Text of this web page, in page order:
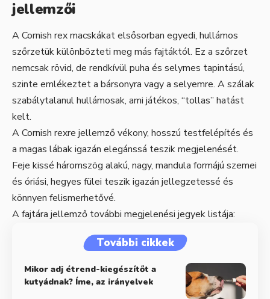
jellemzői
A Cornish rex macskákat elsősorban egyedi, hullámos
szőrzetük különbözteti meg más fajtáktól. Ez a szőrzet
nemcsak rövid, de rendkívül puha és selymes tapintású,
szinte emlékeztet a bársonyra vagy a selyemre. A szálak
szabálytalanul hullámosak, ami játékos, “tollas” hatást
kelt.
A Cornish rexre jellemző vékony, hosszú testfelépítés és
a magas lábak igazán elegánssá teszik megjelenését.
Feje kissé háromszög alakú, nagy, mandula formájú szemei
és óriási, hegyes fülei teszik igazán jellegzetessé és
könnyen felismerhetővé.
A fajtára jellemző további megjelenési jegyek listája:
További cikkek
Mikor adj étrend-kiegészítőt a
kutyádnak? Íme, az irányelvek